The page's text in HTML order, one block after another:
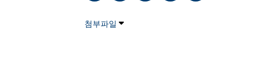
첨부파일